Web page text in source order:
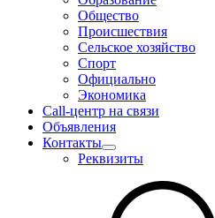
Общество
Происшествия
Сельское хозяйство
Спорт
Официально
Экономика
Call-центр на связи
Объявления
Контакты
Реквизиты